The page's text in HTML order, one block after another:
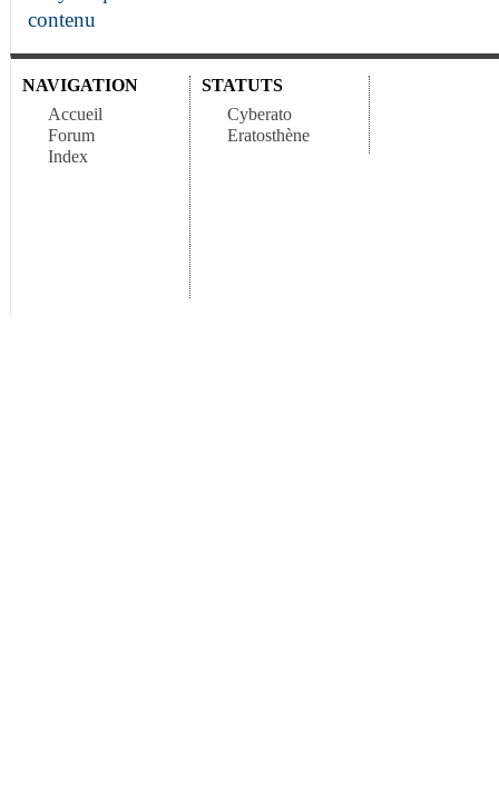
NAVIGATION
Accueil
Forum
Index
STATUTS
Cyberato
Eratosthène